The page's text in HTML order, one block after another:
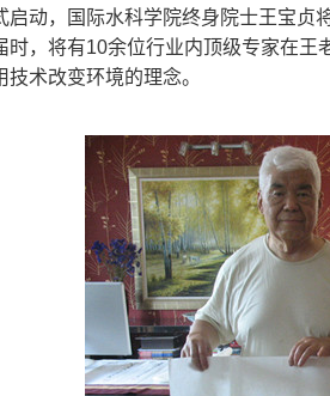
启动，国际水科学院终身院士王宝贞
时，将有10余位行业内顶级专家在王
技术改变环境的理念。